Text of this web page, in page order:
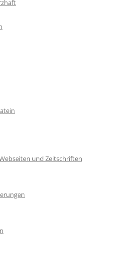
und Zeitschriften